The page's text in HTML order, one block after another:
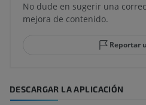
No dude en sugerir una
mejora de contenido.
Reportar
DESCARGAR LA APLICACIÓN